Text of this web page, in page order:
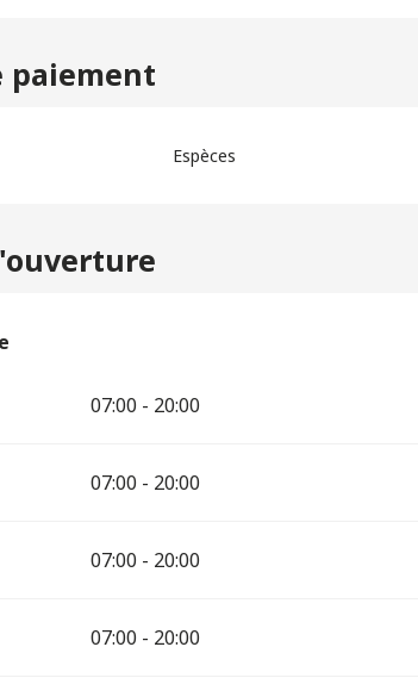
paiement
Espèces
07:00 - 20:00
07:00 - 20:00
07:00 - 20:00
07:00 - 20:00